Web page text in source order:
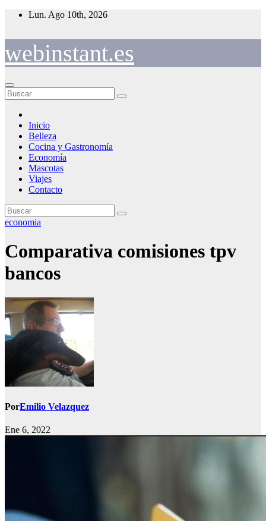
Saltar
Lun. Ago 10th, 2026
webinstant.es
Inicio
Belleza
Cocina y Gastronomía
Economía
Mascotas
Viajes
Contacto
economia
Comparativa comisiones tpv
bancos
PorEmilio Velazquez
Ene 6, 2022